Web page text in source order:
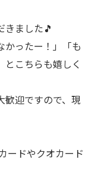
きました🎵
かったー！」「も
とこちらも嬉しく
歓迎ですので、現
ードやクオカード